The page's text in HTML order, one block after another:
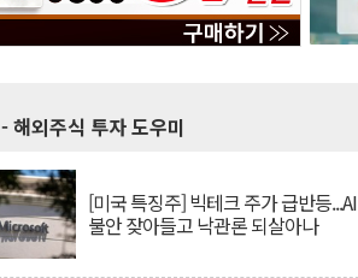
- 해외주식 투자 도우미
[미국 특징주] 빅테크 주가 급반등...AI
불안 잦아들고 낙관론 되살아나